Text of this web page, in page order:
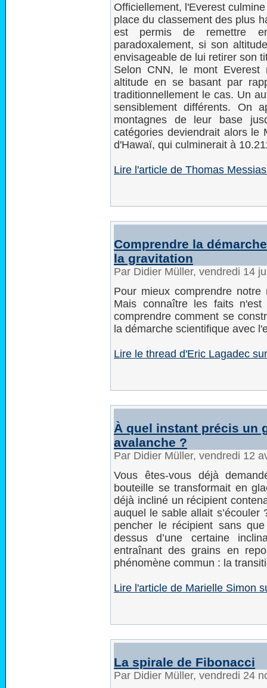
Officiellement, l'Everest
place du classement des plus
est permis de remettre
paradoxalement, si son
envisageable de lui retirer son
Selon CNN, le mont
altitude en se basant par
traditionnellement le cas. Un
sensiblement différents. On
montagnes de leur base
catégories deviendrait alors le
d'Hawaï, qui culminerait à
Lire l'article de Thomas
Comprendre la
la gravitation
Par Didier Müller, vendredi 14
Pour mieux comprendre
Mais connaître les faits
comprendre comment se
la démarche scientifique avec
Lire le thread d'Eric Lagadec
À quel instant précis un
avalanche ?
Par Didier Müller, vendredi 12
Vous êtes-vous déjà
bouteille se transformait en
déjà incliné un récipient
auquel le sable allait
pencher le récipient sans
dessus d’une certaine
entraînant des grains en
phénomène commun : la
Lire l'article de Marielle Simon
La spirale de Fibonacci
Par Didier Müller, vendredi 24